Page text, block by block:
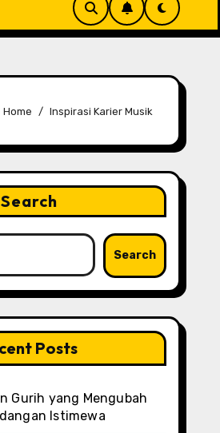
Home Inspirasi Karier Musik
Search
Search
Posts
Gurih yang Mengubah
Istimewa